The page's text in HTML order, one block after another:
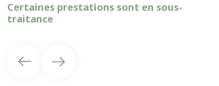
Certaines prestations sont en sous-
traitance